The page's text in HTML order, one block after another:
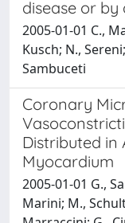
disease or
2005-01-01 C.,
Kusch; N.,
Sambuceti
Coronary
Distributed in
Myocardium
2005-01-01 G.,
Marini; M.,